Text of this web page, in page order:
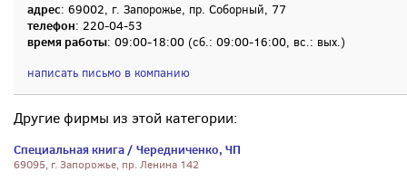
адрес: 69002, г. Запорожье, пр. Соборный, 77
телефон: 220-04-53
время работы: 09:00-18:00 (сб.: 09:00-16:00, вс.: вых.)
написать письмо в компанию
Другие фирмы из этой категории:
Специальная книга / Чередниченко, ЧП
69095, г. Запорожье, пр. Ленина 142